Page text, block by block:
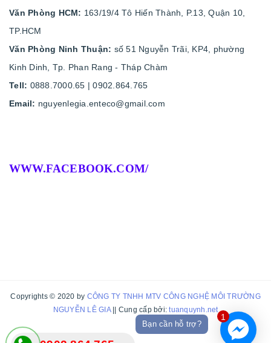
Văn Phòng HCM: 163/19/4 Tô Hiến Thành, P.13, Quận 10,
TP.HCM
Văn Phòng Ninh Thuận: số 51 Nguyễn Trãi, KP4, phường
Kinh Dinh, Tp. Phan Rang - Tháp Chàm
Tell: 0888.7000.65 | 0902.864.765
Email: nguyenlegia.enteco@gmail.com
WWW.FACEBOOK.COM/
Copyrights © 2020 by CÔNG TY TNHH MTV CÔNG NGHỆ MÔI TRƯỜNG
NGUYỄN LÊ GIA|| Cung cấp bởi:tuanquynh.net
1
Bạn cần hỗ trợ?